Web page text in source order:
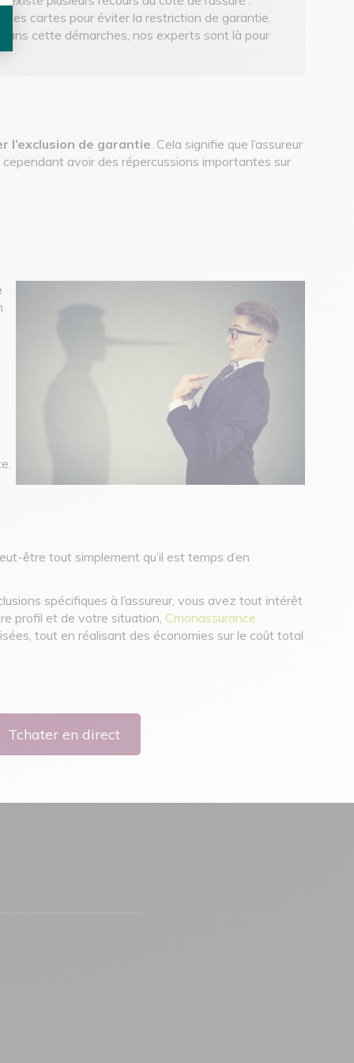
cartes pour éviter la restriction de garantie.
cette démarches, nos experts sont là pour
l’exclusion de garantie . Cela signifie que l’assureur
avoir des répercussions importantes sur
être tout simplement qu’il est temps d’en
spécifiques à l’assureur, vous avez tout intérêt
profil et de votre situation, Cmonassurance
tout en réalisant des économies sur le coût total
Tchater en direct